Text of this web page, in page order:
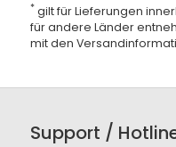
*gilt für Lieferungen
für andere Länder
mit den
Support /